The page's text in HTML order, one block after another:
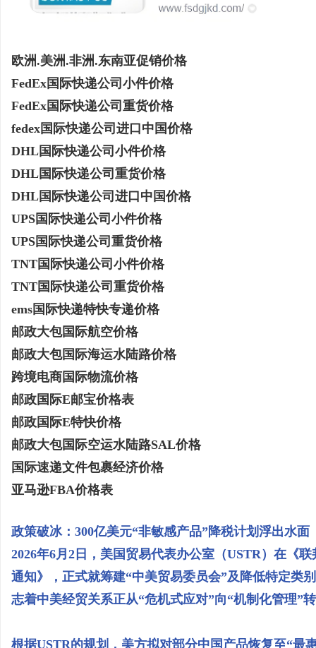
欧洲.美洲.非洲.东南亚促销价格
FedEx国际快递公司小件价格
FedEx国际快递公司重货价格
fedex国际快递公司进口中国价格
DHL国际快递公司小件价格
DHL国际快递公司重货价格
DHL国际快递公司进口中国价格
UPS国际快递公司小件价格
UPS国际快递公司重货价格
TNT国际快递公司小件价格
TNT国际快递公司重货价格
ems国际快递特快专递价格
邮政大包国际航空价格
邮政大包国际海运水陆路价格
跨境电商国际物流价格
邮政国际E邮宝价格表
邮政国际E特快价格
邮政大包国际空运水陆路SAL价格
国际速递文件包裹经济价格
亚马逊FBA价格表
政策破冰：300亿美元“非敏感产品”降税计划浮出水面
2026年6月2日，美国贸易代表办公室（USTR）在《
通知》，正式就筹建“中美贸易委员会”及降低特定类
志着中美经贸关系正从“危机式应对”向“机制化管理”
根据USTR的规划，美方拟对部分中国产品恢复至“最
秘！专业充电桩项目软件开发商，究竟藏着
些行业秘诀？